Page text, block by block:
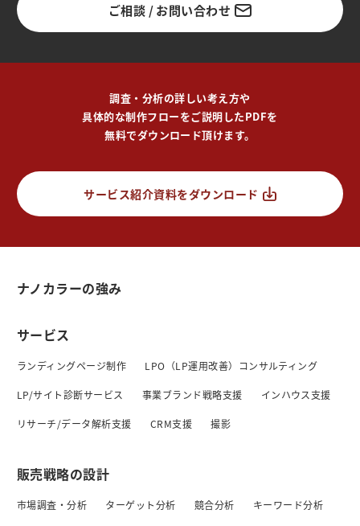
ご相談 / お問い合わせ
調査・分析の詳しい考え方や
具体的な制作フローをご説明したPDFを
無料でダウンロード頂けます。
サービス紹介資料をダウンロード
ナノカラーの強み
サービス
ランディングページ制作 LPO（LP運用改善）コンサルティング
LP/サイト診断サービス 事業ブランド戦略支援 インハウス支援
リサーチ/データ解析支援 CRM支援 撮影
販売戦略の設計
市場調査・分析 ターゲット分析 競合分析 キーワード分析